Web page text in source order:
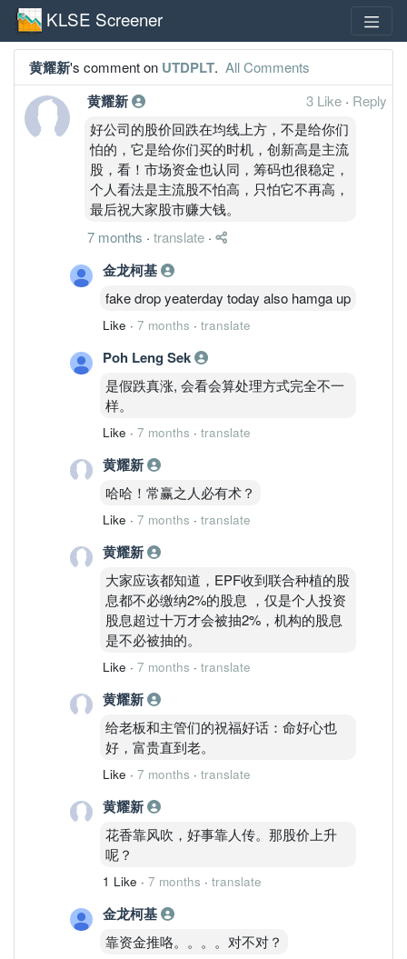
KLSE Screener
黄耀新's comment on UTDPLT. All Comments
黄耀新 3 Like · Reply
好公司的股价回跌在均线上方，不是给你们
怕的，它是给你们买的时机，创新高是主流
股，看！市场资金也认同，筹码也很稳定，
个人看法是主流股不怕高，只怕它不再高，
最后祝大家股市赚大钱。
7 months · translate ·
金龙柯基
fake drop yeaterday today also hamga up
Like · 7 months · translate
Poh Leng Sek
是假跌真涨, 会看会算处理方式完全不一
样。
Like · 7 months · translate
黄耀新
哈哈！常赢之人必有术？
Like · 7 months · translate
黄耀新
大家应该都知道，EPF收到联合种植的股
息都不必缴纳2%的股息 ，仅是个人投资
股息超过十万才会被抽2%，机构的股息
是不必被抽的。
Like · 7 months · translate
黄耀新
给老板和主管们的祝福好话：命好心也
好，富贵直到老。
Like · 7 months · translate
黄耀新
花香靠风吹，好事靠人传。那股价上升
呢？
1 Like · 7 months · translate
金龙柯基
靠资金推咯。。。。对不对？